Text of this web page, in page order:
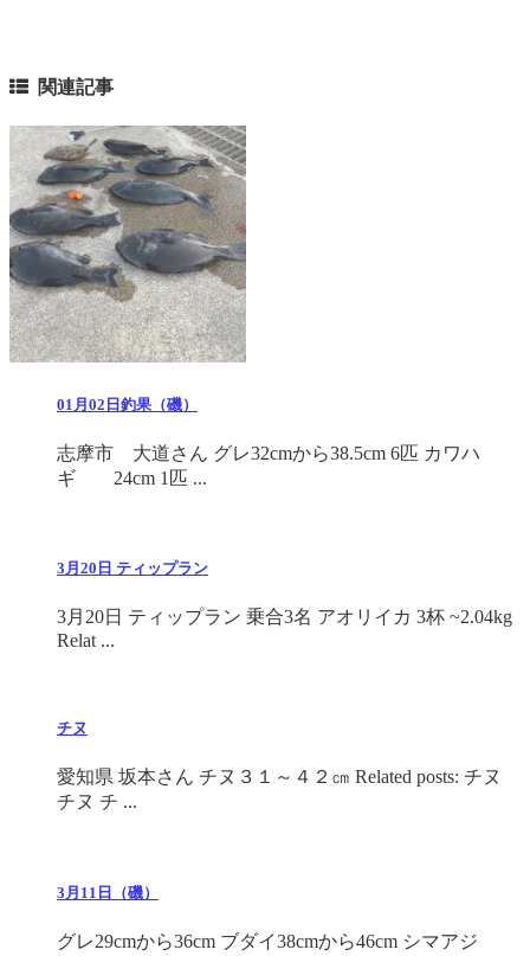
関連記事
01月02日釣果（磯）
志摩市 大道さん グレ32cmから38.5cm 6匹 カワハ
ギ 24cm 1匹 ...
3月20日 ティップラン
3月20日 ティップラン 乗合3名 アオリイカ 3杯 ~2.04kg
Relat ...
チヌ
愛知県 坂本さん チヌ３１～４２㎝ Related posts: チヌ
チヌ チ ...
3月11日（磯）
グレ29cmから36cm ブダイ38cmから46cm シマアジ